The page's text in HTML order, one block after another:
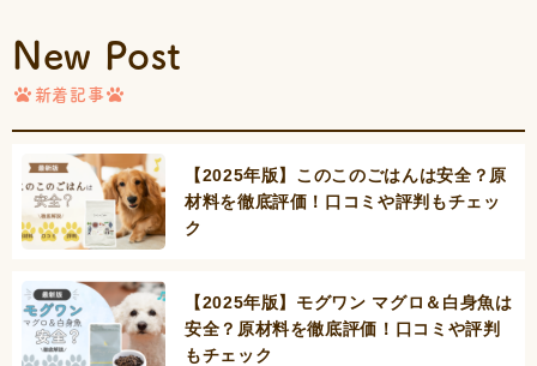
New Post
新着記事
【2025年版】このこのごはんは安全？原
材料を徹底評価！口コミや評判もチェッ
ク
【2025年版】モグワン マグロ＆白身魚は
安全？原材料を徹底評価！口コミや評判
もチェック